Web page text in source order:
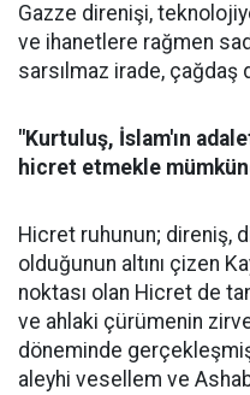
Gazze direnişi,
ve ihanetlere rağmen
sarsılmaz irade, çağdaş
"Kurtuluş, İslam'ın
hicret etmekle
Hicret ruhunun; direniş,
olduğunun altını çizen
noktası olan Hicret de
ve ahlaki çürümenin
döneminde
aleyhi vesellem ve